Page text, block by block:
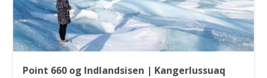
Point 660 og Indlandsisen | Kangerlussuaq